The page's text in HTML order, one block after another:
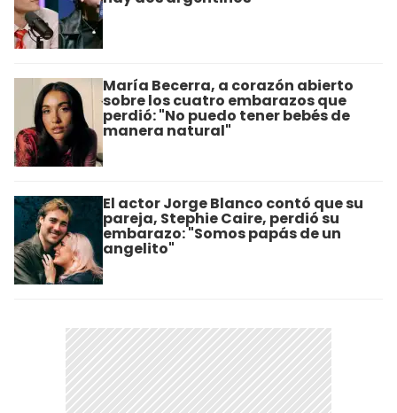
María Becerra, a corazón abierto
sobre los cuatro embarazos que
perdió: "No puedo tener bebés de
manera natural"
El actor Jorge Blanco contó que su
pareja, Stephie Caire, perdió su
embarazo: "Somos papás de un
angelito"